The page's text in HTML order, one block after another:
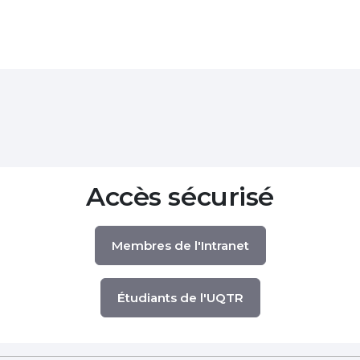
Accès sécurisé
Membres de l'Intranet
Étudiants de l'UQTR